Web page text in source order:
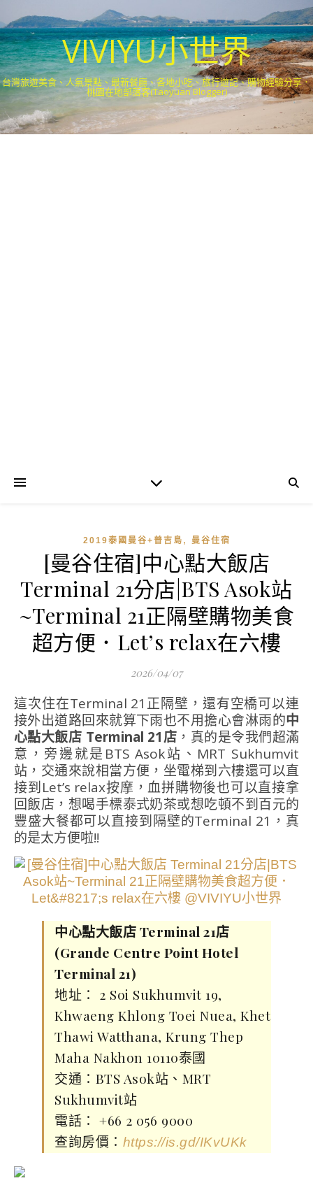
VIVIYU小世界
台灣旅遊美食、人氣景點、最新餐廳、各地小吃、旅行遊記、購物經驗分享．
桃園在地部落客(Taoyuan Blogger)
2019泰國曼谷+普吉島 , 曼谷住宿
[曼谷住宿]中心點大飯店
Terminal 21分店|BTS Asok站
~Terminal 21正隔壁購物美食
超方便．Let’s relax在六樓
2026/04/07
這次住在Terminal 21正隔壁，還有空橋可以連
接外出道路回來就算下雨也不用擔心會淋雨的中
心點大飯店 Terminal 21店 ，真的是令我們超滿
意，旁邊就是BTS Asok站、MRT Sukhumvit
站，交通來說相當方便，坐電梯到六樓還可以直
接到Let’s relax按摩，血拼購物後也可以直接拿
回飯店，想喝手標泰式奶茶或想吃頓不到百元的
豐盛大餐都可以直接到隔壁的Terminal 21，真
的是太方便啦!!
中心點大飯店 Terminal 21店
(Grande Centre Point Hotel
Terminal 21)
地址： 2 Soi Sukhumvit 19,
Khwaeng Khlong Toei Nuea, Khet
Thawi Watthana, Krung Thep
Maha Nakhon 10110泰國
交通：BTS Asok站、MRT
Sukhumvit站
電話： +66 2 056 9000
查詢房價： https://is.gd/IKvUKk